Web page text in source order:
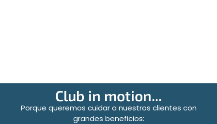
Club in motion...
Porque queremos cuidar a nuestros clientes con
grandes beneficios: